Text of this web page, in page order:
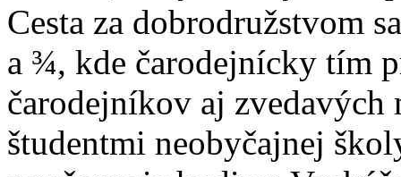
Cesta za dobrodružstvom
a ¾, kde čarodejnícky tím
čarodejníkov aj zvedavých
študentmi neobyčajnej